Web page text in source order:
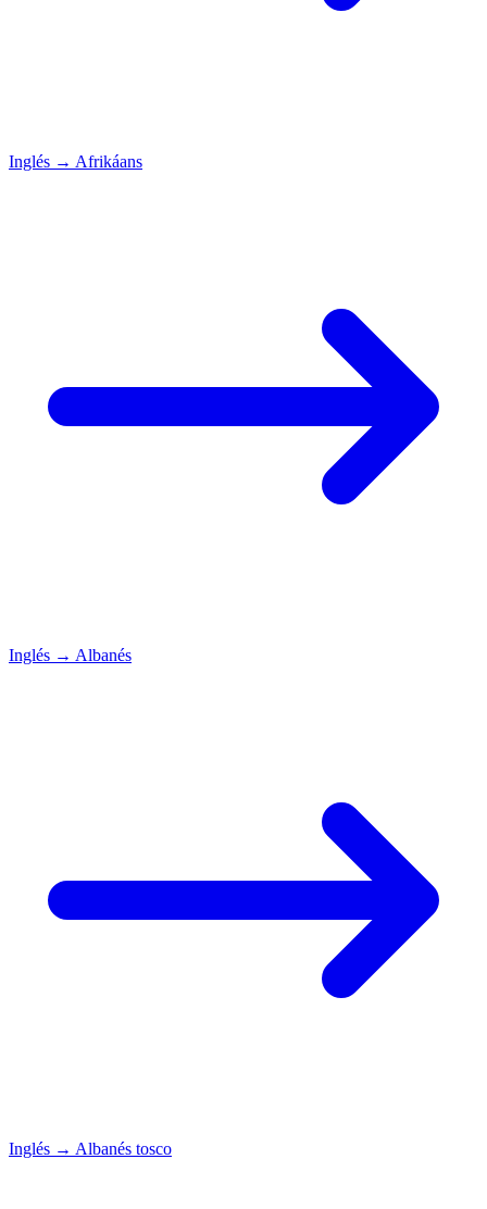
Inglés → Afrikáans
Inglés → Albanés
Inglés → Albanés tosco